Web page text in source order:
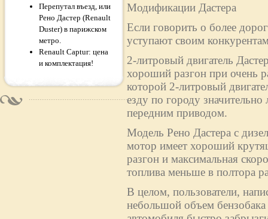
Перепутал въезд, или
Рено Дастер (Renault
Duster) в парижском
метро.
Renault Captur: цена
и комплектация!
Модификации Дастера
Если говорить о более
уступают своим
2-литровый двигатель
хороший разгон при очень
которой 2-литровый
езду по городу
передним приводом.
Модель Рено Дастера с
мотор имеет хороший
разгон и максимальная
топлива меньше в полтора
В целом, пользователи,
небольшой объем бензобака